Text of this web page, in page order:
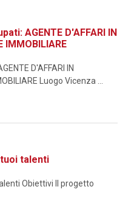
AGENTE D'AFFARI IN
IMMOBILIARE
D'AFFARI IN
Luogo Vicenza ...
tuoi talenti
Obiettivi Il progetto